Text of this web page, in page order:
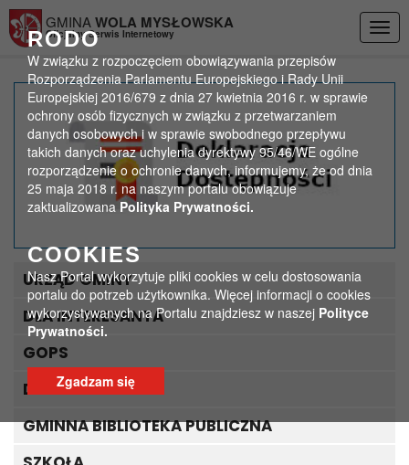
RODO
W związku z rozpoczęciem obowiązywania przepisów
Rozporządzenia Parlamentu Europejskiego i Rady Unii
Europejskiej 2016/679 z dnia 27 kwietnia 2016 r. w sprawie
ochrony osób fizycznych w związku z przetwarzaniem
danych osobowych i w sprawie swobodnego przepływu
takich danych oraz uchylenia dyrektywy 95/46/WE ogólne
rozporządzenie o ochronie danych, informujemy, że od dnia
25 maja 2018 r. na naszym portalu obowiązuje
zaktualizowanaPolityka Prywatności.
COOKIES
Nasz Portal wykorzytuje pliki cookies w celu dostosowania
portalu do potrzeb użytkownika. Więcej informacji o cookies
wykorzystywanych na Portalu znajdziesz w naszej Polityce
Prywatności.
Zgadzam się
GMINA WOLA MYSŁOWSKA
Oficjalny Serwis Internetowy
Ćwiczenia OSP z terenu
gminy
Strona główna > ogólne zdjęcia >
Ćwiczenia OSP z terenu gminy
URZĄD GMINY
DLA INTERESANTA
GOPS
DLA TURYSTY
GMINNA BIBLIOTEKA PUBLICZNA